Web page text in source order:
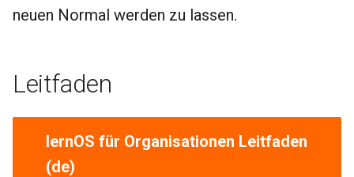
neuen Normal werden zu lassen.
Leitfaden
lernOS für Organisationen Leitfaden
(de)